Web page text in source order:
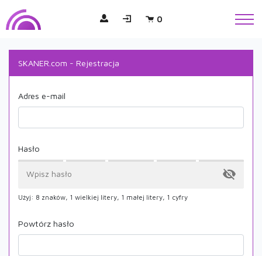
0
SKANER.com - Rejestracja
Adres e-mail
Hasło
Użyj: 8 znaków, 1 wielkiej litery, 1 małej litery, 1 cyfry
Powtórz hasło